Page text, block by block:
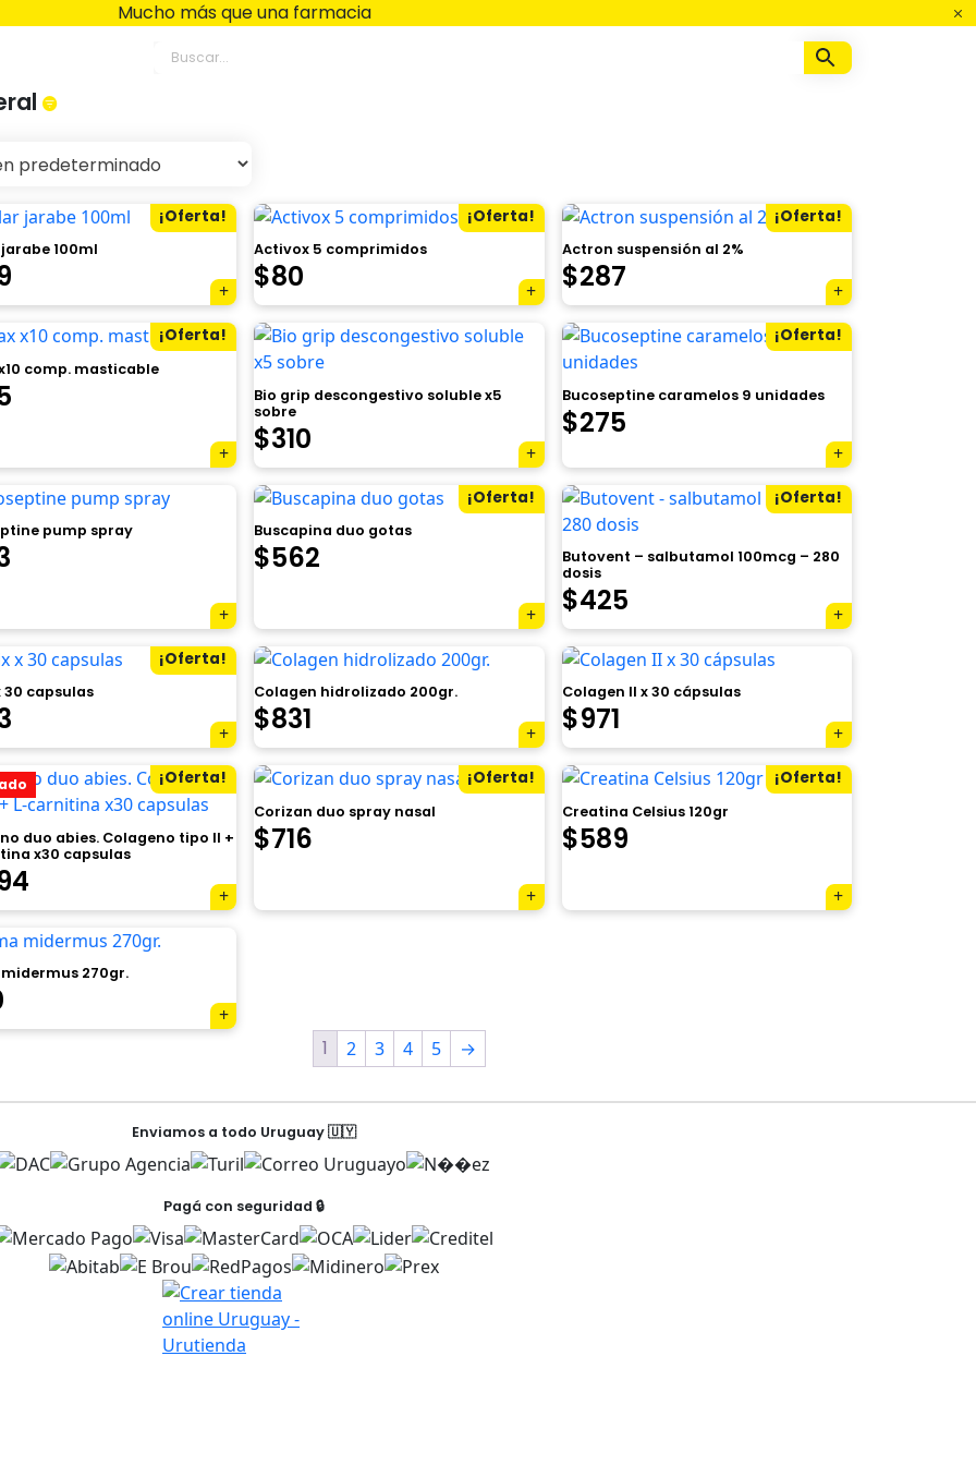
Mucho más que una farmacia
La Toja
¡Oferta!
100ml
precio
actual
¡Oferta!
Activox 5 comprimidos
El
precio
original
era:
$111.
$80
precio
actual
es:
$80.
¡Oferta!
Actron suspensión al 2%
El
precio
original
era:
$319.
$287El
precio
actual
es:
$287.
¡Oferta!
comp. masticable
actual
es:
Bio grip descongestivo soluble x5
sobre
$310
¡Oferta!
Bucoseptine caramelos 9 unidades
El
precio
original
era:
$427.
$275El
precio
actual
es:
pump spray
¡Oferta!
Buscapina duo gotas
El
original
era:
$612.
$562
actual
es:
¡Oferta!
Butovent – salbutamol 100mcg – 280
dosis
El
precio
original
era:
$740.
$425El
precio
actual
$425.
¡Oferta!
30 capsulas
precio
actual
es:
$763.
Colagen hidrolizado 200gr.
$831
Colagen II x 30 cápsulas
$971
¡Oferta!
duo abies. Colageno tipo II +
x30 capsulas
precio
actual
$1.594.
¡Oferta!
Corizan duo spray nasal
El
original
$716
actual
¡Oferta!
Creatina Celsius 120gr
El
original
$589El
actual
270gr.
1 2 3 4 5 →
Enviamos a todo Uruguay 🇺🇾
Pagá con seguridad 🔒